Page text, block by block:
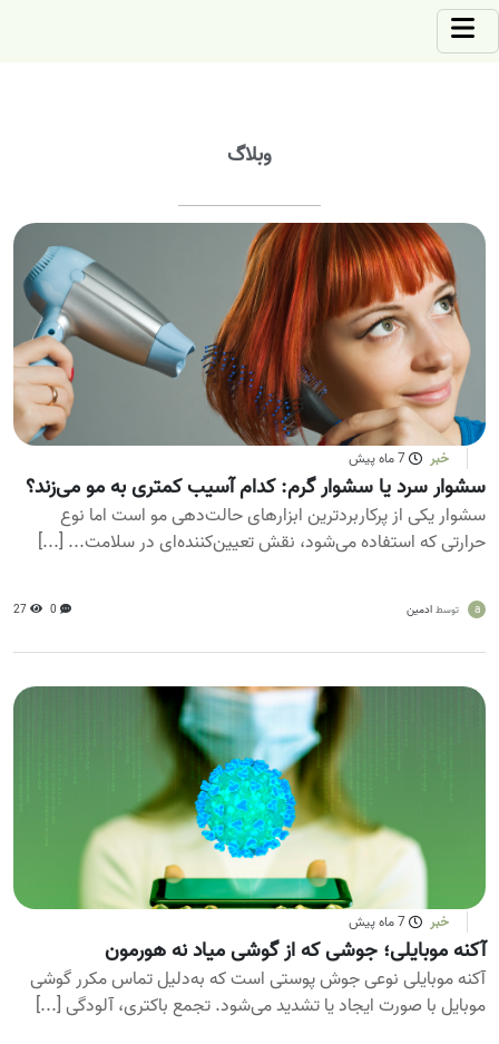
وبلاگ
خبر 7 ماه پیش
سشوار سرد یا سشوار گرم: کدام آسیب کمتری به مو می‌زند؟
سشوار یکی از پرکاربردترین ابزارهای حالت‌دهی مو است اما نوع
حرارتی که استفاده می‌شود، نقش تعیین‌کننده‌ای در سلامت... [...]
a توسط ادمین 0
27
خبر 7 ماه پیش
آکنه موبایلی؛ جوشی که از گوشی میاد نه هورمون
آکنه موبایلی نوعی جوش پوستی است که به‌دلیل تماس مکرر گوشی
موبایل با صورت ایجاد یا تشدید می‌شود. تجمع باکتری، آلودگی [...]